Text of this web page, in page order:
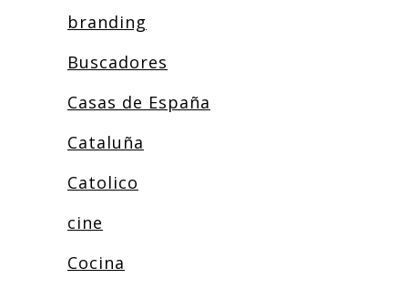
branding
Buscadores
Casas de España
Cataluña
Catolico
cine
Cocina